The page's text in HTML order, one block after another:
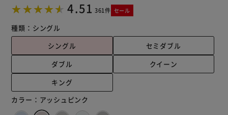
4.51 361件 セール
種類： シングル
シングル
セミダブル
ダブル
クイーン
キング
カラー： アッシュピンク